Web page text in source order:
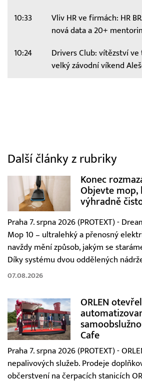
10:33
Vliv HR ve firmách: HR
nová data a 20+
10:24
Drivers Club: vítězství ve
velký závodní víkend
Další články z rubriky
Konec
Objevte mop,
výhradně
Praha 7. srpna 2026 (PROTEXT) -
Mop 10 – ultralehký a přenosný
navždy mění způsob, jakým se
Díky systému dvou oddělených
07.08.2026
ORLEN
Cafe
Praha 7. srpna 2026 (PROTEXT) -
nepalivových služeb. Prodeje
občerstvení na čerpacích stanicích